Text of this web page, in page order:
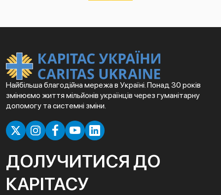
Найбільша благодійна мережа в Україні. Понад 30 років
змінюємо життя мільйонів українців через гуманітарну
допомогу та системні зміни.
ДОЛУЧИТИСЯ ДО
КАРІТАСУ